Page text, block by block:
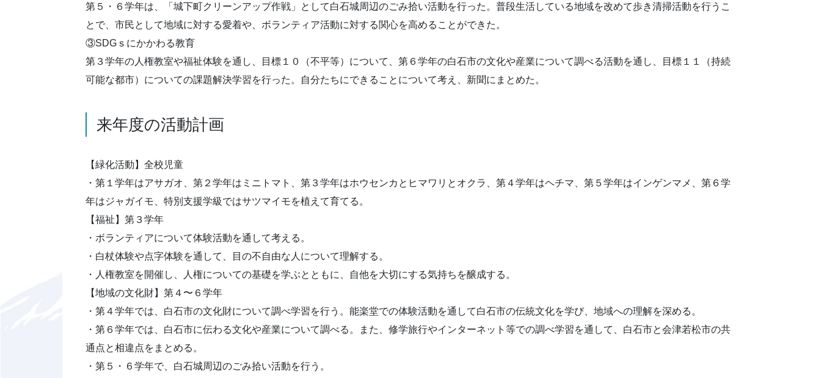
第５・６学年は、「城下町クリーンアップ作戦」として白石城周辺のごみ拾い活動を行った。普段生活している地域を改めて歩き清掃活動を行うこ
とで、市民として地域に対する愛着や、ボランティア活動に対する関心を高めることができた。
③SDGｓにかかわる教育
第３学年の人権教室や福祉体験を通し、目標１０（不平等）について、第６学年の白石市の文化や産業について調べる活動を通し、目標１１（持続
可能な都市）についての課題解決学習を行った。自分たちにできることについて考え、新聞にまとめた。
来年度の活動計画
【緑化活動】全校児童
・第１学年はアサガオ、第２学年はミニトマト、第３学年はホウセンカとヒマワリとオクラ、第４学年はヘチマ、第５学年はインゲンマメ、第６学
年はジャガイモ、特別支援学級ではサツマイモを植えて育てる。
【福祉】第３学年
・ボランティアについて体験活動を通して考える。
・白杖体験や点字体験を通して、目の不自由な人について理解する。
・人権教室を開催し、人権についての基礎を学ぶとともに、自他を大切にする気持ちを醸成する。
【地域の文化財】第４〜６学年
・第４学年では、白石市の文化財について調べ学習を行う。能楽堂での体験活動を通して白石市の伝統文化を学び、地域への理解を深める。
・第６学年では、白石市に伝わる文化や産業について調べる。また、修学旅行やインターネット等での調べ学習を通して、白石市と会津若松市の共
通点と相違点をまとめる。
・第５・６学年で、白石城周辺のごみ拾い活動を行う。